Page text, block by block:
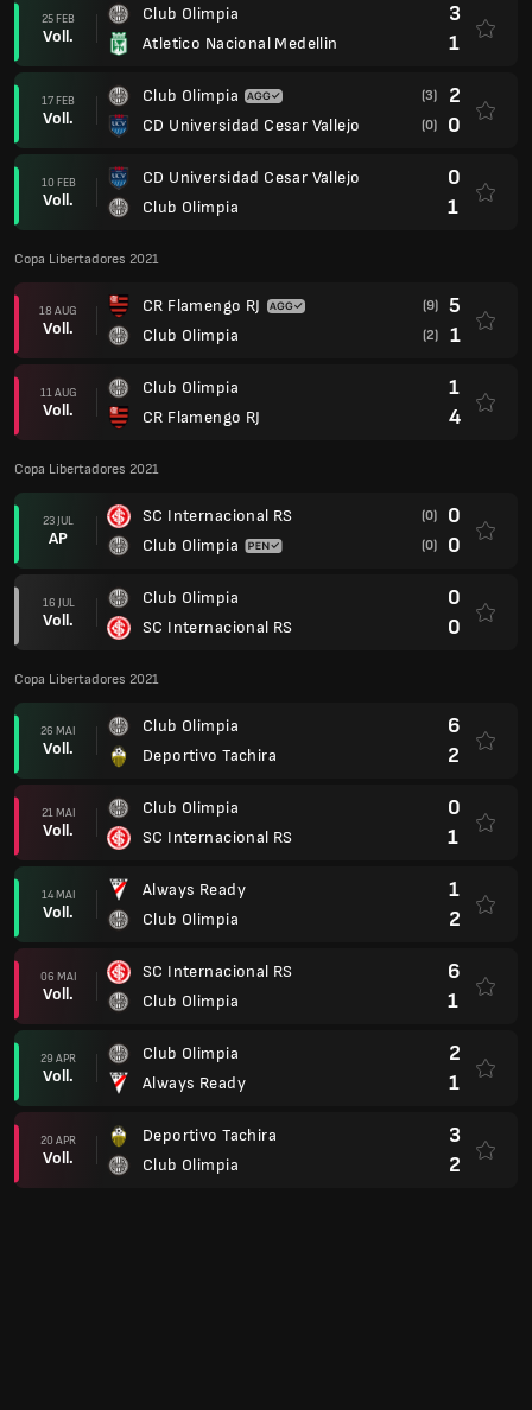
25 FEB
Voll.
Club Olimpia
Atletico Nacional Medellin
3
1
17 FEB
Voll.
Club Olimpia
CD Universidad Cesar Vallejo
(3) 2
(0) 0
10 FEB
Voll.
CD Universidad Cesar Vallejo
Club Olimpia
0
1
Copa Libertadores 2021
18 AUG
Voll.
CR Flamengo RJ
Club Olimpia
(9) 5
(2) 1
11 AUG
Voll.
Club Olimpia
CR Flamengo RJ
1
4
Copa Libertadores 2021
23 JUL
AP
SC Internacional RS
Club Olimpia
(0) 0
(0) 0
16 JUL
Voll.
Club Olimpia
SC Internacional RS
0
0
Copa Libertadores 2021
26 MAI
Voll.
Club Olimpia
Deportivo Tachira
6
2
21 MAI
Voll.
Club Olimpia
SC Internacional RS
0
1
14 MAI
Voll.
Always Ready
Club Olimpia
1
2
06 MAI
Voll.
SC Internacional RS
Club Olimpia
6
1
29 APR
Voll.
Club Olimpia
Always Ready
2
1
20 APR
Voll.
Deportivo Tachira
Club Olimpia
3
2